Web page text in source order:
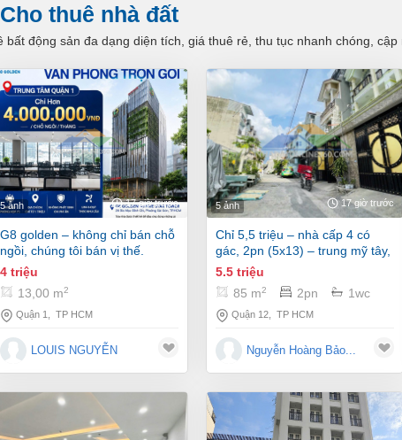
Cho thuê nhà đất
động sản đa dạng diện tích, giá thuê rẻ, thu tục nhanh chóng, cập
5 ảnh 17 giờ trước
g8 golden – không chỉ bán chỗ
ngồi, chúng tôi bán vị thế.
4 triệu
13,00 m2
Quận 1 TP HCM
LOUIS NGUYỄN
5 ảnh 17 giờ trước
chỉ 5,5 triệu – nhà cấp 4 có
gác, 2pn (5x13) – trung mỹ tây,
quận 12
5.5 triệu
85 m2 2pn 1wc
Quận 12 TP HCM
Nguyễn Hoàng Bảo...